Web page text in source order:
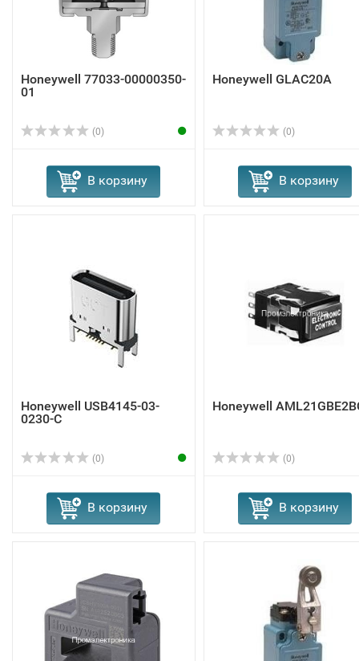
Honeywell 77033-00000350-
01
(0)
В корзину
Honeywell GLAC20A
(0)
В корзину
Honeywell USB4145-03-
0230-C
(0)
В корзину
Honeywell
(0)
В корзину